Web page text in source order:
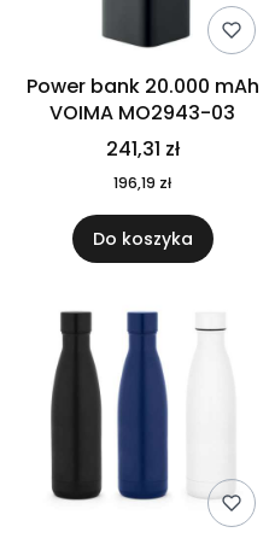
Power bank 20.000 mAh
VOIMA MO2943-03
241,31 zł
196,19 zł
Do koszyka